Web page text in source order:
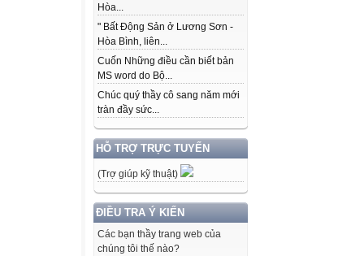
Hòa...
" Bất Động Sản ở Lương Sơn -
Hòa Bình, liên...
Cuốn Những điều cần biết bản
MS word do Bộ...
Chúc quý thầy cô sang năm mới
tràn đầy sức...
HỖ TRỢ TRỰC TUYẾN
(Trợ giúp kỹ thuật)
ĐIỀU TRA Ý KIẾN
Các bạn thầy trang web của
chúng tôi thế nào?